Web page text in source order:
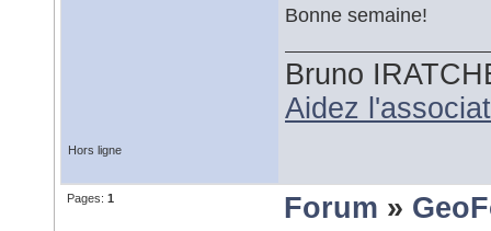
Bonne semaine!
Bruno
Aidez
Hors ligne
Pages: 1 Forum »